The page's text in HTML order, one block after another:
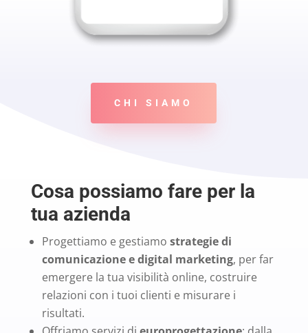
CHI SIAMO
Cosa possiamo fare per la
tua azienda
Progettiamo e gestiamo strategie di
comunicazione e digital marketing, per far
emergere la tua visibilità online, costruire
relazioni con i tuoi clienti e misurare i
risultati.